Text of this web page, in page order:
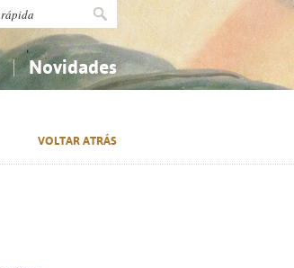
Novidades
VOLTAR ATRÁS